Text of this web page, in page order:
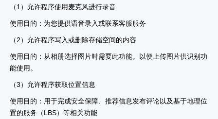
（1）允许程序使用麦克风进行录音
使用目的：为您提供语音录入或联系客服服务
（2）允许程序写入或删除存储空间的内容
使用目的：从相册选择图片时需要此功能。以便上传图片供识别功
能使用。
（3）允许程序获取位置信息
使用目的：用于完成安全保障、推荐信息发布评论以及基于地理位
置的服务（LBS）等相关功能